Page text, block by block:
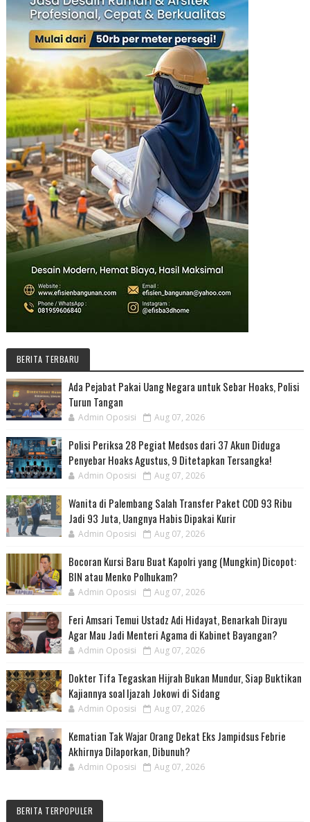
BERITA TERBARU
Ada Pejabat Pakai Uang Negara untuk Sebar Hoaks, Polisi
Turun Tangan
Admin Oposisi Aug 07, 2026
Polisi Periksa 28 Pegiat Medsos dari 37 Akun Diduga
Penyebar Hoaks Agustus, 9 Ditetapkan Tersangka!
Admin Oposisi Aug 07, 2026
Wanita di Palembang Salah Transfer Paket COD 93 Ribu
Jadi 93 Juta, Uangnya Habis Dipakai Kurir
Admin Oposisi Aug 07, 2026
Bocoran Kursi Baru Buat Kapolri yang (Mungkin) Dicopot:
BIN atau Menko Polhukam?
Admin Oposisi Aug 07, 2026
Feri Amsari Temui Ustadz Adi Hidayat, Benarkah Dirayu
Agar Mau Jadi Menteri Agama di Kabinet Bayangan?
Admin Oposisi Aug 07, 2026
Dokter Tifa Tegaskan Hijrah Bukan Mundur, Siap Buktikan
Kajiannya soal Ijazah Jokowi di Sidang
Admin Oposisi Aug 07, 2026
Kematian Tak Wajar Orang Dekat Eks Jampidsus Febrie
Akhirnya Dilaporkan, Dibunuh?
Admin Oposisi Aug 07, 2026
BERITA TERPOPULER